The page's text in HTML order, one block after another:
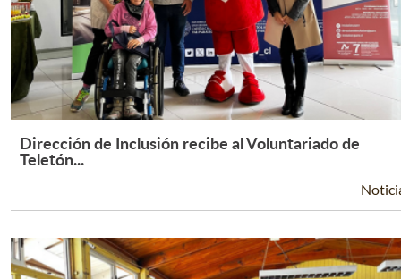
Leer Más +
Dirección de Inclusión recibe al Voluntariado de
Teletón...